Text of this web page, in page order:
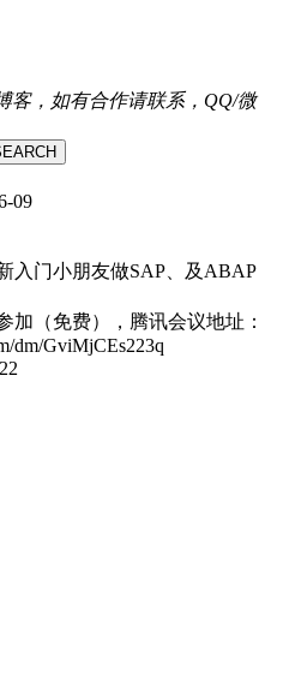
客，如有合作请联系，QQ/微
09
入门小朋友做SAP、及ABAP
加（免费），腾讯会议地址：
dm/GviMjCEs223q